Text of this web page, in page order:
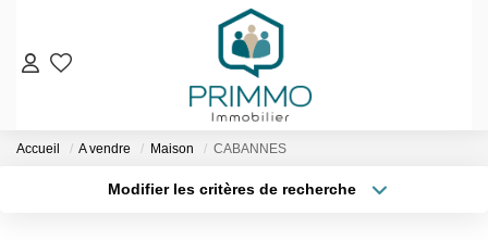
VENTES
Nos Biens En Vente
Nos Biens Vendus
Accueil A vendre Maison CABANNES
Modifier les critères de recherche